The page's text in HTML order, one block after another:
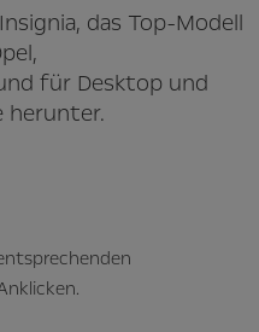
das Top-Modell
für Desktop und
herunter.